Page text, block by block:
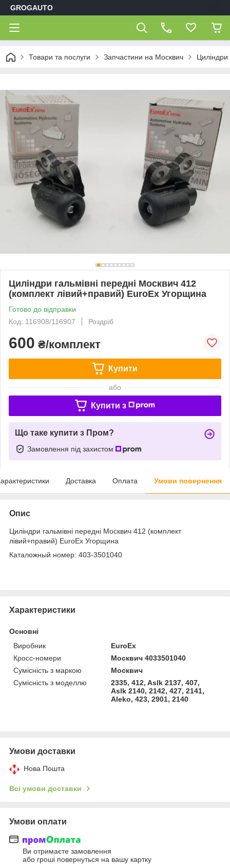
GROGAUTO
Товари та послуги Запчастини на Москвич Циліндри
Циліндри гальмівні передні Москвич 412
(комплект лівий+правий) EuroEx Угорщина
Готово до відправки
Код: 116908/116907
Роздріб
600 ₴/комплект
Купити
або
Купити з
Що таке купити з Пром?
Замовлення під захистом
Доставка Оплата Умови повернення
Опис
Циліндри гальмівні передні Москвич 412 (комплект
лівий+правий) EuroEx Угорщина
Каталожный номер: 403-3501040
Характеристики
Основні
Виробник
EuroEx
Кросс-номери
Москвич 4033501040
Сумісність з маркою
Москвич
Сумісність з моделлю
2335, 412, Aslk 2137, 407,
Aslk 2140, 2142, 427, 2141,
Aleko, 423, 2901, 2140
Умови доставки
Нова Пошта
Всі умови доставки
Умови оплати
Ви отримаєте замовлення
або гроші повернуться на вашу картку